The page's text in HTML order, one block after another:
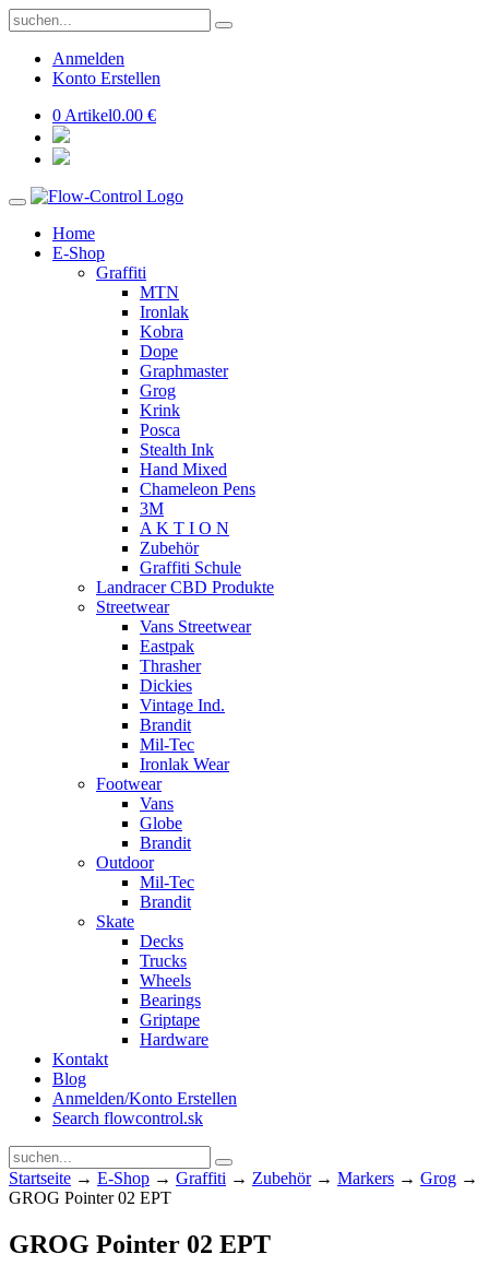
Anmelden
Konto Erstellen
0 Artikel0.00 €
Home
E-Shop
Graffiti
MTN
Ironlak
Kobra
Dope
Graphmaster
Grog
Krink
Posca
Stealth Ink
Hand Mixed
Chameleon Pens
3M
A K T I O N
Zubehör
Graffiti Schule
Landracer CBD Produkte
Streetwear
Vans Streetwear
Eastpak
Thrasher
Dickies
Vintage Ind.
Brandit
Mil-Tec
Ironlak Wear
Footwear
Vans
Globe
Brandit
Outdoor
Mil-Tec
Brandit
Skate
Decks
Trucks
Wheels
Bearings
Griptape
Hardware
Kontakt
Blog
Anmelden/Konto Erstellen
Search flowcontrol.sk
Startseite → E-Shop → Graffiti → Zubehör→ Markers → Grog →
GROG Pointer 02 EPT
GROG Pointer 02 EPT